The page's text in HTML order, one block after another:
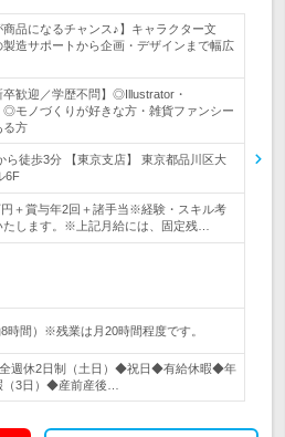
商品になるチャンス♪】キャラクター文
造サポートから企画・デザインまで幅広
卒歓迎／学歴不問】◎Illustrator・
◎モノづくりが好きな方・雑貨ファンシー
る方
徒歩3分 【東京支店】 東京都品川区大
6F
円＋賞与年2回＋諸手当※経験・スキル考
たします。※上記月給には、固定残…
時間）※残業は月20時間程度です。
週休2日制（土日）◆祝日◆有給休暇◆年
3日）◆産前産後…